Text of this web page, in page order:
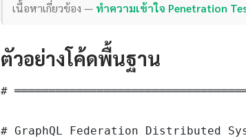
เนื้อหาเกี่ยวข้อง — ทำความเข้าใจ Penetration
ตัวอย่างโค้ดพื้นฐาน
#
# GraphQL Federation Distributed